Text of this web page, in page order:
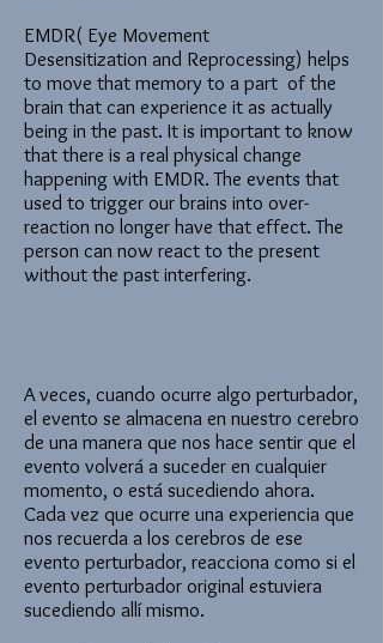
EMDR( Eye Movement
Desensitization and Reprocessing) helps
to move that memory to a part of the
brain that can experience it as actually
being in the past. It is important to know
that there is a real physical change
happening with EMDR. The events that
used to trigger our brains into over-
reaction no longer have that effect. The
person can now react to the present
without the past interfering.
A veces, cuando ocurre algo perturbador,
el evento se almacena en nuestro cerebro
de una manera que nos hace sentir que el
evento volverá a suceder en cualquier
momento, o está sucediendo ahora.
Cada vez que ocurre una experiencia que
nos recuerda a los cerebros de ese
evento perturbador, reacciona como si el
evento perturbador original estuviera
sucediendo allí mismo.